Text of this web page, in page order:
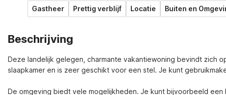
Gastheer Prettig verblijf Locatie Buiten en
Beschrijving
Deze landelijk gelegen, charmante vakantiewoning bevindt zich
slaapkamer en is zeer geschikt voor een stel. Je kunt
De omgeving biedt vele mogelijkheden. Je kunt bijvoorbeeld